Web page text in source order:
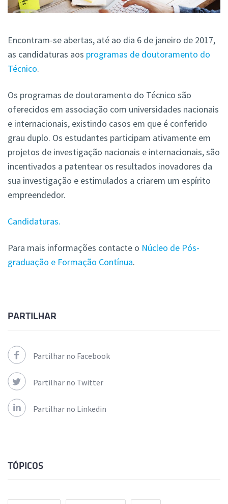
Encontram-se abertas, até ao dia 6 de janeiro de 2017,
as candidaturas aos programas de doutoramento do
Técnico.
Os programas de doutoramento do Técnico são
oferecidos em associação com universidades nacionais
e internacionais, existindo casos em que é conferido
grau duplo. Os estudantes participam ativamente em
projetos de investigação nacionais e internacionais, são
incentivados a patentear os resultados inovadores da
sua investigação e estimulados a criarem um espírito
empreendedor.
Candidaturas.
Para mais informações contacte o Núcleo de Pós-
graduação e Formação Contínua.
PARTILHAR
Partilhar no Facebook
Partilhar no Twitter
Partilhar no Linkedin
TÓPICOS